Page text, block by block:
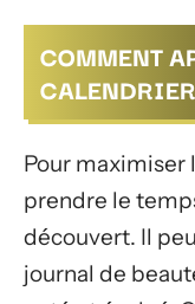
COMMENT
Pour maximiser
prendre le
découvert. Il
journal de